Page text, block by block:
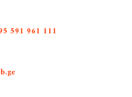
591 961 111